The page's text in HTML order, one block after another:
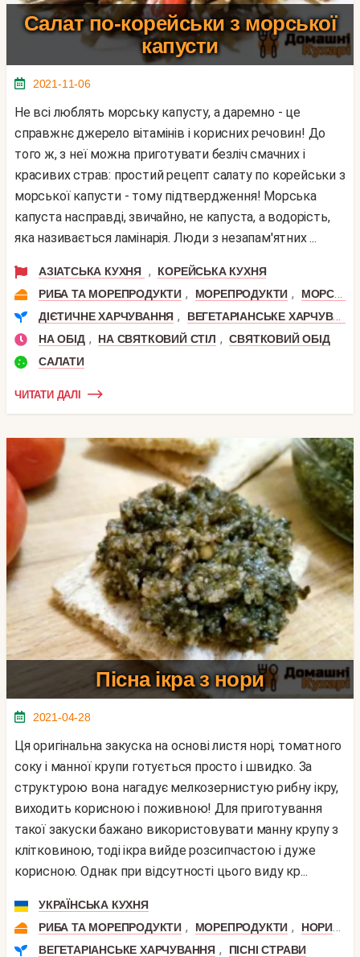
Салат по-корейськи з морської
капусти
2021-11-06
Не всі люблять морську капусту, а даремно - це
справжнє джерело вітамінів і корисних речовин! До
того ж, з неї можна приготувати безліч смачних і
красивих страв: простий рецепт салату по корейськи з
морської капусти - тому підтвердження! Морська
капуста насправді, звичайно, не капуста, а водорість,
яка називається ламінарія. Люди з незапам'ятних ...
АЗІАТСЬКА КУХНЯ ,
КОРЕЙСЬКА КУХНЯ
РИБА ТА МОРЕПРОДУКТИ , МОРЕПРОДУКТИ ,
МОРСЬКА КАПУСТА
ДІЄТИЧНЕ ХАРЧУВАННЯ ,
ВЕГЕТАРІАНСЬКЕ ХАРЧУВАННЯ
НА ОБІД , НА СВЯТКОВИЙ СТІЛ , СВЯТКОВИЙ ОБІД
САЛАТИ
ЧИТАТИ ДАЛІ
Пісна ікра з нори
2021-04-28
Ця оригінальна закуска на основі листя норі, томатного
соку і манної крупи готується просто і швидко. За
структурою вона нагадує мелкозернистую рибну ікру,
виходить корисною і поживною! Для приготування
такої закуски бажано використовувати манну крупу з
клітковиною, тоді ікра вийде розсипчастою і дуже
корисною. Однак при відсутності цього виду кр...
УКРАЇНСЬКА КУХНЯ
РИБА ТА МОРЕПРОДУКТИ , МОРЕПРОДУКТИ , НОРИ ,
ВЕГЕТАРІАНСЬКЕ ХАРЧУВАННЯ , ПІСНІ СТРАВИ